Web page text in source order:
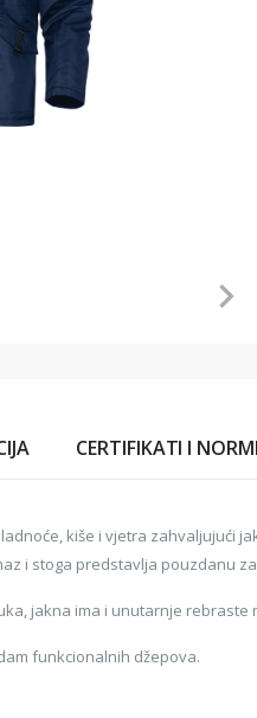
CERTIFIKATI I
kiše i vjetra zahvaljujući
i stoga predstavlja pouzdanu
jakna ima i unutarnje
funkcionalnih džepova.